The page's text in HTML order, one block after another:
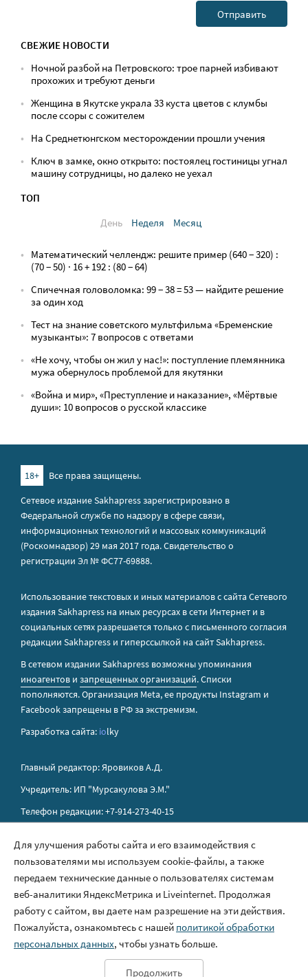
СВЕЖИЕ НОВОСТИ
Ночной разбой на Петровского: трое парней избивают
прохожих и требуют деньги
Женщина в Якутске украла 33 куста цветов с клумбы
после ссоры с сожителем
На Среднетюнгском месторождении прошли учения
Ключ в замке, окно открыто: постоялец гостиницы угнал
машину сотрудницы, но далеко не уехал
ТОП
День
Неделя Месяц
Математический челлендж: решите пример (640 − 320) :
(70 − 50) · 16 + 192 : (80 − 64)
Спичечная головоломка: 99 − 38 = 53 — найдите решение
за один ход
Тест на знание советского мультфильма «Бременские
музыканты»: 7 вопросов с ответами
«Не хочу, чтобы он жил у нас!»: поступление племянника
мужа обернулось проблемой для якутянки
«Война и мир», «Преступление и наказание», «Мёртвые
души»: 10 вопросов о русской классике
18+
Все права защищены.
Сетевое издание Sakhapress зарегистрировано в
Федеральной службе по надзору в сфере связи,
информационных технологий и массовых коммуникаций
(Роскомнадзор) 29 мая 2017 года. Свидетельство о
регистрации Эл № ФС77-69888.
Использование текстовых и иных материалов с сайта Сетевого
издания Sakhapress на иных ресурсах в сети Интернет и в
социальных сетях разрешается только с письменного согласия
редакции Sakhapress и гиперссылкой на сайт Sakhapress.
В сетевом издании Sakhapress возможны упоминания
иноагентов и запрещенных организаций. Списки
пополняются. Организация Metа, ее продукты Instagram и
Facebook запрещены в РФ за экстремизм.
Разработка сайта: iolky
Главный редактор: Яровиков А.Д.
Учредитель: ИП "Мурсакулова Э.М."
Телефон редакции: +7-914-273-40-15
Правила сайта
Политика обработки персональных данных
Размещение рекламы
Контакты
Для улучшения работы сайта и его взаимодействия с
пользователями мы используем cookie-файлы, а также
передаем технические данные о пользователях системам
веб-аналитики ЯндексМетрика и Liveinternet. Продолжая
работу с сайтом, вы даете нам разрешение на эти действия.
Пожалуйста, ознакомьтесь с нашей политикой обработки
персональных данных, чтобы узнать больше.
Продолжить